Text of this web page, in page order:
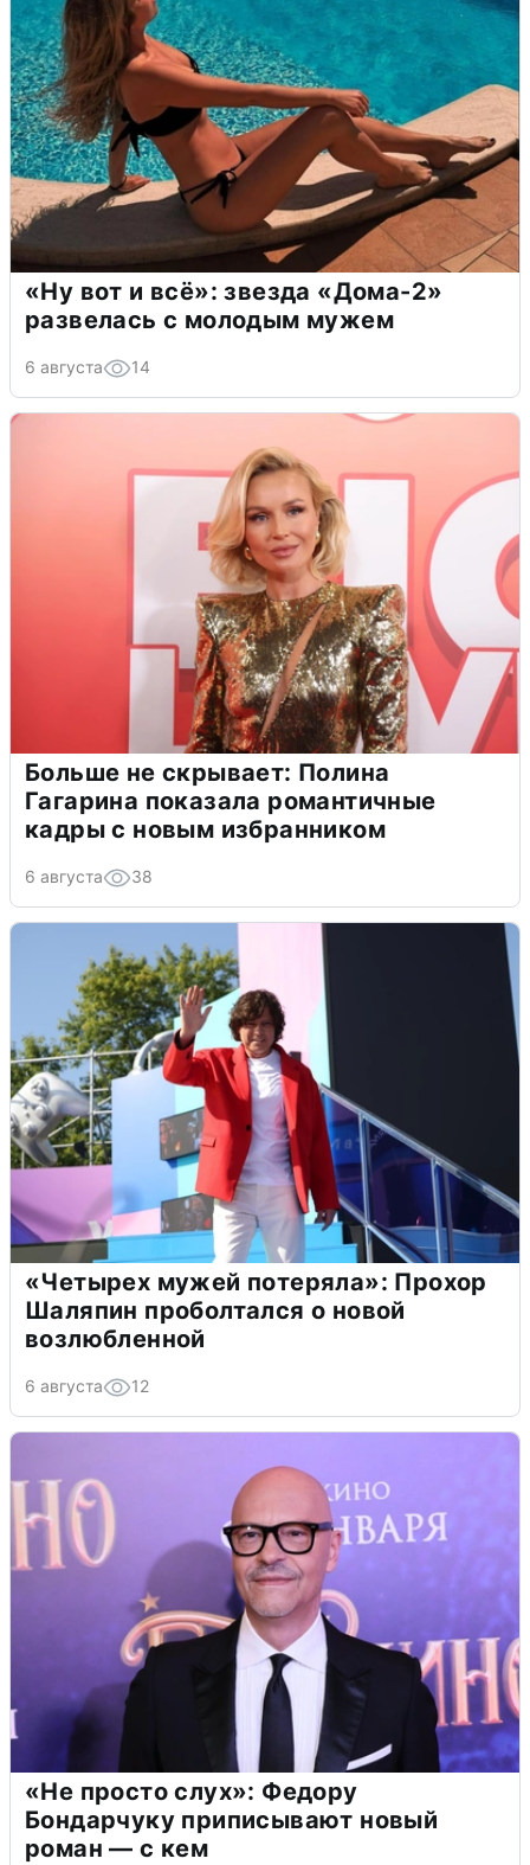
«Ну вот и всё»: звезда «Дома-2»
развелась с молодым мужем
6 августа 14
Больше не скрывает: Полина
Гагарина показала романтичные
кадры с новым избранником
6 августа 38
«Четырех мужей потеряла»: Прохор
Шаляпин проболтался о новой
возлюбленной
6 августа 12
«Не просто слух»: Федору
Бондарчуку приписывают новый
роман — с кем